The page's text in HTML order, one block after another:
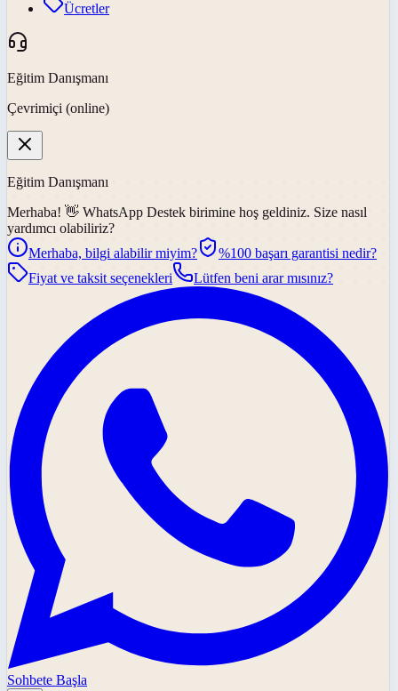
Ücretler
Eğitim Danışmanı
Çevrimiçi (online)
Eğitim Danışmanı
Merhaba! 👋 WhatsApp Destek birimine hoş geldiniz. Size nasıl
yardımcı olabiliriz?
Merhaba, bilgi alabilir miyim?
%100 başarı garantisi nedir?
Fiyat ve taksit seçenekleri
Lütfen beni arar mısınız?
Sohbete Başla